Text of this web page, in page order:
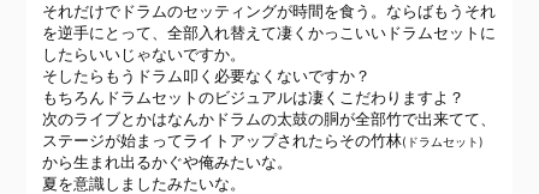
それだけでドラムのセッティングが時間を食う。ならばもうそれ
を逆手にとって、全部入れ替えて凄くかっこいいドラムセットに
したらいいじゃないですか。
そしたらもうドラム叩く必要なくないですか？
もちろんドラムセットのビジュアルは凄くこだわりますよ？
次のライブとかはなんかドラムの太鼓の胴が全部竹で出来てて、
ステージが始まってライトアップされたらその竹林(ドラムセット)
から生まれ出るかぐや俺みたいな。
夏を意識しましたみたいな。